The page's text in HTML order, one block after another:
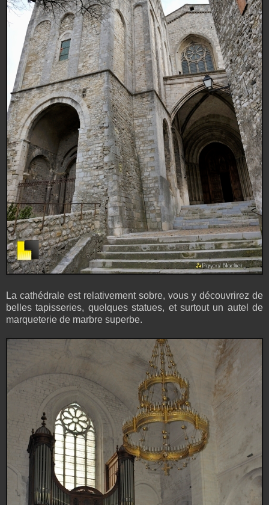
La cathédrale est relativement sobre, vous y découvrirez de
belles tapisseries, quelques statues, et surtout un autel de
marqueterie de marbre superbe.